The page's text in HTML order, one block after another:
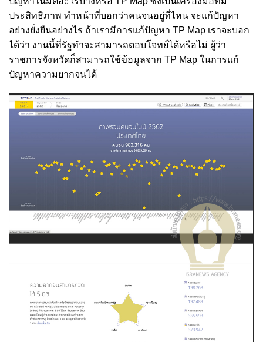
ประสิทธิภาพ ทำหน้าที่บอกว่าคนจนอยู่ที่ไหน จะแก้ปัญหา
อย่างยั่งยืนอย่างไร ถ้าเรามีการแก้ปัญหา TP Map เราจะบอก
ได้ว่า งานนี้ที่รัฐทำจะสามารถตอบโจทย์ได้หรือไม่ ผู้ว่า
ราชการจังหวัดก็สามารถใช้ข้อมูลจาก TP Map ในการแก้
ปัญหาความยากจนได้